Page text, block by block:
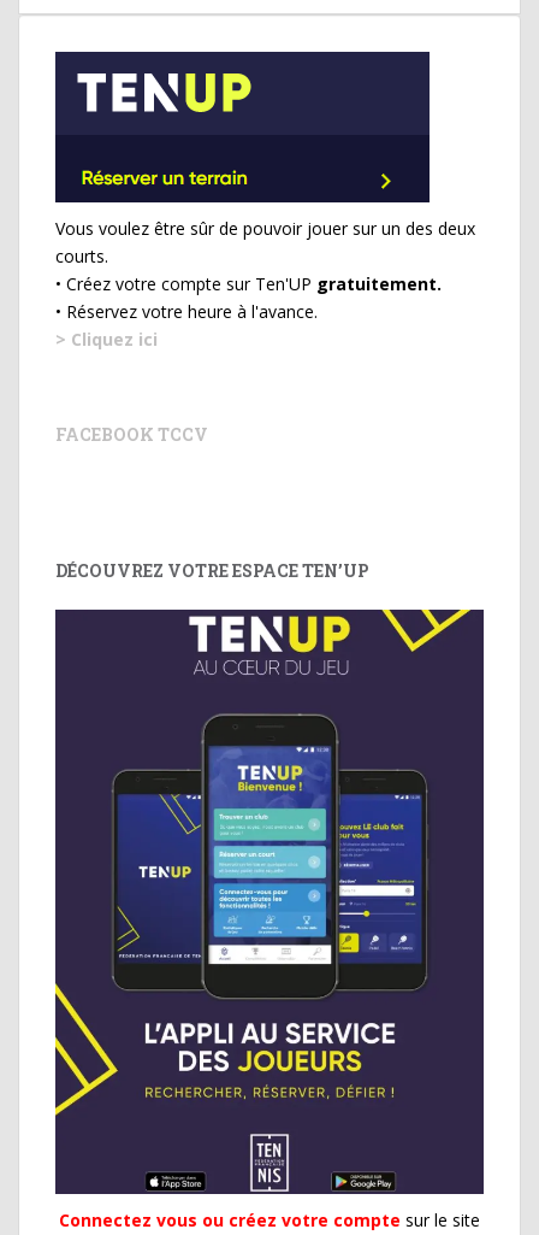
Vous voulez être sûr de pouvoir jouer sur un des deux
courts.
• Créez votre compte sur Ten'UP gratuitement.
• Réservez votre heure à l'avance.
> Cliquez ici
FACEBOOK TCCV
DÉCOUVREZ VOTRE ESPACE TEN’UP
Connectez vous ou créez votre compte sur le site